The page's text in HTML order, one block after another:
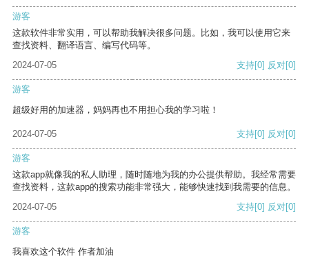
游客
这款软件非常实用，可以帮助我解决很多问题。比如，我可以使用它来
查找资料、翻译语言、编写代码等。
2024-07-05
支持[0] 反对[0]
游客
超级好用的加速器，妈妈再也不用担心我的学习啦！
2024-07-05 支持[0] 反对[0]
游客
这款app就像我的私人助理，随时随地为我的办公提供帮助。我经常需要
查找资料，这款app的搜索功能非常强大，能够快速找到我需要的信息。
2024-07-05
支持[0] 反对[0]
游客
我喜欢这个软件 作者加油